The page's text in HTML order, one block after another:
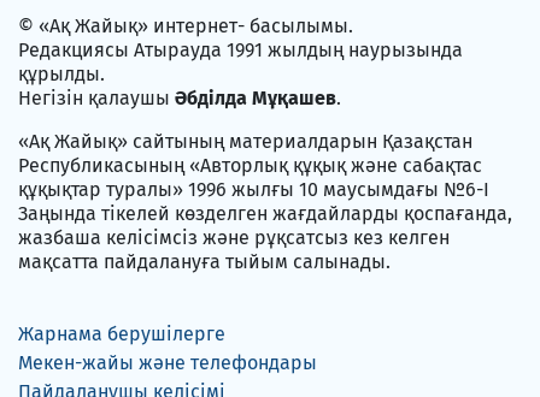
© «Ақ Жайық» интернет- басылымы.
Редакциясы Атырауда 1991 жылдың наурызында
құрылды.
Негізін қалаушы Әбділда Мұқашев.
«Ақ Жайық» сайтының материалдарын Қазақстан
Республикасының «Авторлық құқық және сабақтас
құқықтар туралы» 1996 жылғы 10 маусымдағы №6-I
Заңында тікелей көзделген жағдайларды қоспағанда,
жазбаша келісімсіз және рұқсатсыз кез келген
мақсатта пайдалануға тыйым салынады.
Жарнама берушілерге
Мекен-жайы және телефондары
Пайдаланушы келісімі